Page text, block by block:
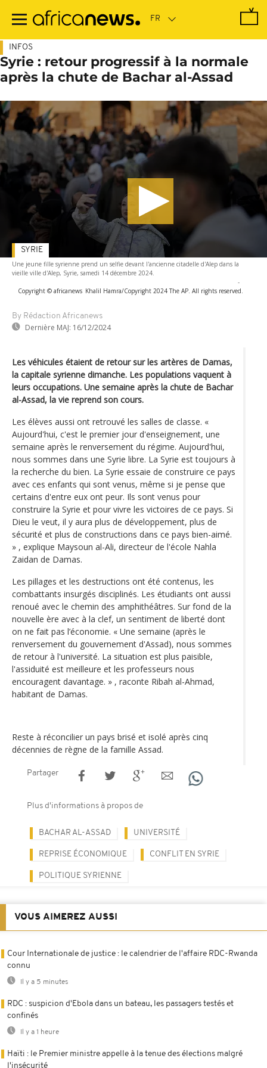
contenu
INFOS
Syrie : retour progressif à la normale
après la chute de Bachar al-Assad
Une jeune fille syrienne prend un selfie devant l'ancienne citadelle d'Alep dans la
vieille ville d'Alep, Syrie, samedi 14 décembre 2024.
-
Copyright © africanews Khalil Hamra/Copyright 2024 The AP. All rights reserved.
By Rédaction Africanews
Dernière MAJ: 16/12/2024
SYRIE
Les véhicules étaient de retour sur les artères de Damas,
la capitale syrienne dimanche. Les populations vaquent à
leurs occupations. Une semaine après la chute de Bachar
al-Assad, la vie reprend son cours.
Les élèves aussi ont retrouvé les salles de classe. «
Aujourd'hui, c'est le premier jour d'enseignement, une
semaine après le renversement du régime. Aujourd'hui,
nous sommes dans une Syrie libre. La Syrie est toujours à
la recherche du bien. La Syrie essaie de construire ce pays
avec ces enfants qui sont venus, même si je pense que
certains d'entre eux ont peur. Ils sont venus pour
construire la Syrie et pour vivre les victoires de ce pays. Si
Dieu le veut, il y aura plus de développement, plus de
sécurité et plus de constructions dans ce pays bien-aimé.
» , explique Maysoun al-Ali, directeur de l'école Nahla
Zaidan de Damas.
Les pillages et les destructions ont été contenus, les
combattants insurgés disciplinés. Les étudiants ont aussi
renoué avec le chemin des amphithéâtres. Sur fond de la
nouvelle ère avec à la clef, un sentiment de liberté dont
on ne fait pas l’économie. « Une semaine (après le
renversement du gouvernement d'Assad), nous sommes
de retour à l'université. La situation est plus paisible,
l'assiduité est meilleure et les professeurs nous
encouragent davantage. » , raconte Ribah al-Ahmad,
habitant de Damas.
Reste à réconcilier un pays brisé et isolé après cinq
décennies de règne de la famille Assad.
Partager
Plus d'informations à propos de
BACHAR AL-ASSAD UNIVERSITÉ
REPRISE ÉCONOMIQUE CONFLIT EN SYRIE
POLITIQUE SYRIENNE
VOUS AIMEREZ AUSSI
Cour Internationale de justice : le calendrier de l'affaire RDC-Rwanda
connu
Il y a 5 minutes
RDC : suspicion d'Ebola dans un bateau, les passagers testés et
confinés
Il y a 1 heure
Haïti : le Premier ministre appelle à la tenue des élections malgré
l'insécurité